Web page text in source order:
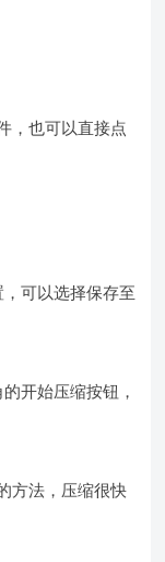
，也可以直接点
可以选择保存至
开始压缩按钮，
方法，压缩很快